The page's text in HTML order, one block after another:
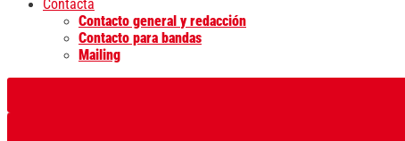
Contacta
Contacto general y redacción
Contacto para bandas
Mailing